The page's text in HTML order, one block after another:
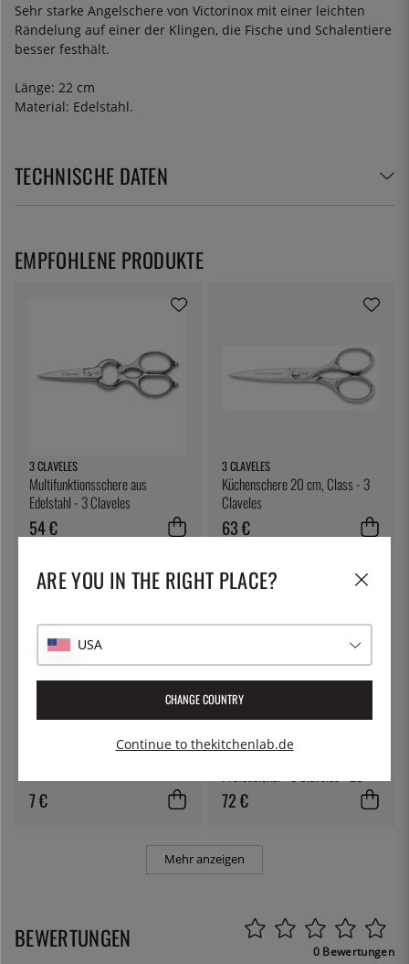
Sehr starke Angelschere von Victorinox mit einer leichten
Rändelung auf einer der Klingen, die Fische und Schalentiere
besser festhält.
Länge: 22 cm
Material: Edelstahl.
TECHNISCHE DATEN
3 CLAVELES
Multifunktionsschere aus
Edelstahl - 3 Claveles
54 €
3 CLAVELES
Küchenschere 20 cm, Class - 3
Claveles
63 €
Gastrolöffel / Servierlöffel
7 €
3 CLAVELES
Küchenschere aus Edelstahl,
cm
72 €
Mehr anzeigen
EMPFOHLENE PRODUKTE
BEWERTUNGEN 0 Bewertungen
ARE YOU IN THE RIGHT PLACE?
USA
CHANGE COUNTRY
Continue to thekitchenlab.de